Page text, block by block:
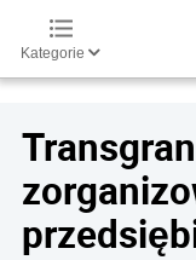
Kategorie